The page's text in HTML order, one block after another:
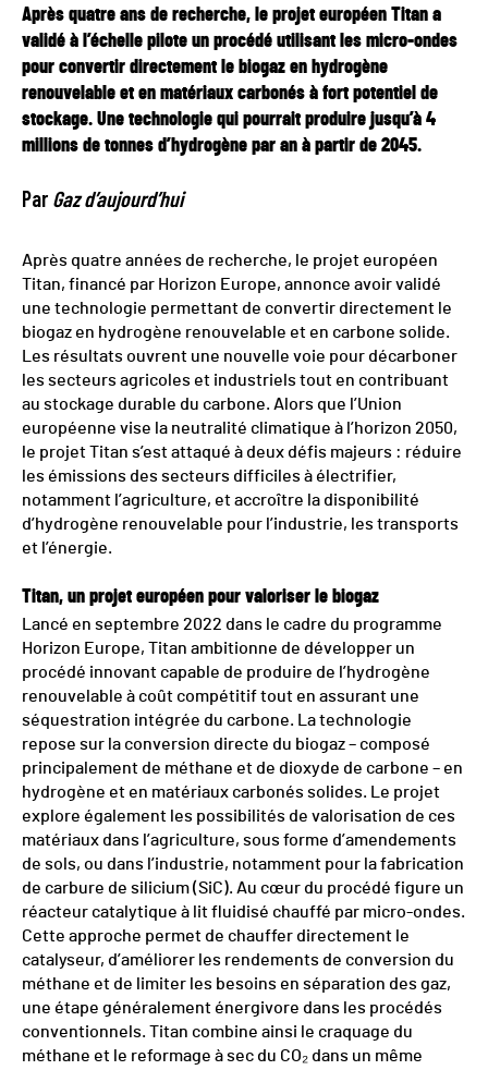
Après quatre ans de recherche, le projet européen Titan a
validé à l’échelle pilote un procédé utilisant les micro-ondes
pour convertir directement le biogaz en hydrogène
renouvelable et en matériaux carbonés à fort potentiel de
stockage. Une technologie qui pourrait produire jusqu’à 4
millions de tonnes d’hydrogène par an à partir de 2045.
Par Gaz d’aujourd’hui
Après quatre années de recherche, le projet européen
Titan, financé par Horizon Europe, annonce avoir validé
une technologie permettant de convertir directement le
biogaz en hydrogène renouvelable et en carbone solide.
Les résultats ouvrent une nouvelle voie pour décarboner
les secteurs agricoles et industriels tout en contribuant
au stockage durable du carbone. Alors que l’Union
européenne vise la neutralité climatique à l’horizon 2050,
le projet Titan s’est attaqué à deux défis majeurs : réduire
les émissions des secteurs difficiles à électrifier,
notamment l’agriculture, et accroître la disponibilité
d’hydrogène renouvelable pour l’industrie, les transports
et l’énergie.
Titan, un projet européen pour valoriser le biogaz
Lancé en septembre 2022 dans le cadre du programme
Horizon Europe, Titan ambitionne de développer un
procédé innovant capable de produire de l’hydrogène
renouvelable à coût compétitif tout en assurant une
séquestration intégrée du carbone. La technologie
repose sur la conversion directe du biogaz – composé
principalement de méthane et de dioxyde de carbone – en
hydrogène et en matériaux carbonés solides. Le projet
explore également les possibilités de valorisation de ces
matériaux dans l’agriculture, sous forme d’amendements
de sols, ou dans l’industrie, notamment pour la fabrication
de carbure de silicium (SiC). Au cœur du procédé figure un
réacteur catalytique à lit fluidisé chauffé par micro-ondes.
Cette approche permet de chauffer directement le
catalyseur, d’améliorer les rendements de conversion du
méthane et de limiter les besoins en séparation des gaz,
une étape généralement énergivore dans les procédés
conventionnels. Titan combine ainsi le craquage du
méthane et le reformage à sec du CO₂ dans un même